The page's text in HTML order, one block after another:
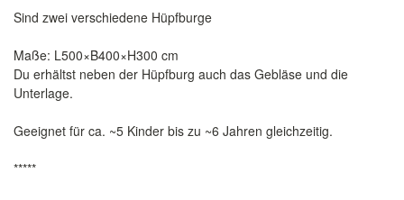
Sind zwei verschiedene Hüpfburge
Maße: L500×B400×H300 cm
Du erhältst neben der Hüpfburg auch das Gebläse und die
Unterlage.
Geeignet für ca. ~5 Kinder bis zu ~6 Jahren gleichzeitig.
*****